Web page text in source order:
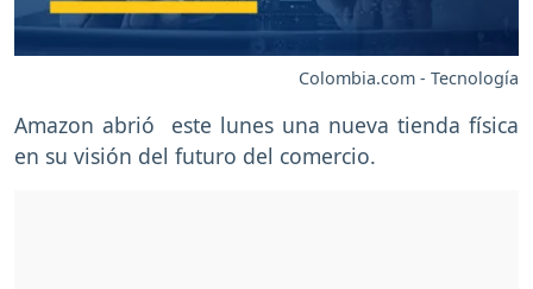
Colombia.com - Tecnología
Amazon abrió este lunes una nueva tienda física
en su visión del futuro del comercio.